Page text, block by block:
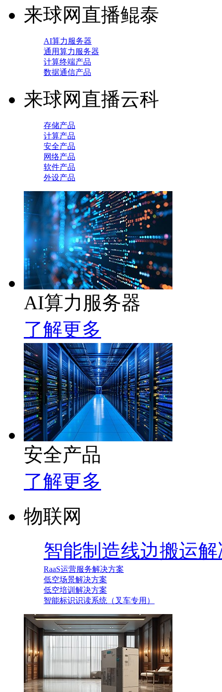
来球网直播鲲泰
AI算力服务器
通用算力服务器
计算终端产品
数据通信产品
来球网直播云科
存储产品
计算产品
安全产品
网络产品
软件产品
外设产品
AI算力服务器
了解更多
安全产品
了解更多
物联网
智能制造线边搬运
RaaS运营服务解决方案
低空场景解决方案
低空培训解决方案
智能标识识读系统（叉车专用）